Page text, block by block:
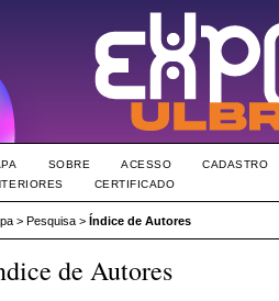
SOBRE ACESSO CADASTRO
CERTIFICADO
>Pesquisa >Índice de Autores
de Autores